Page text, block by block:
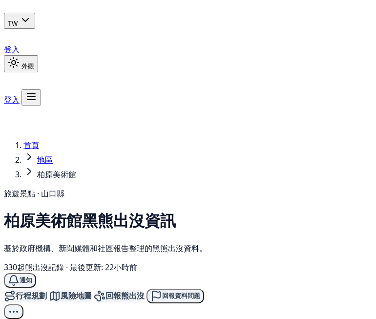
TW
登入
外觀
登入
首頁
地區
柏原美術館
旅遊景點 · 山口縣
柏原美術館黑熊出沒資訊
基於政府機構、新聞媒體和社區報告整理的黑熊出沒資料。
330起熊出沒記錄 · 最後更新: 22小時前
通知
行程規劃 風險地圖 回報熊出沒 回報資料問題